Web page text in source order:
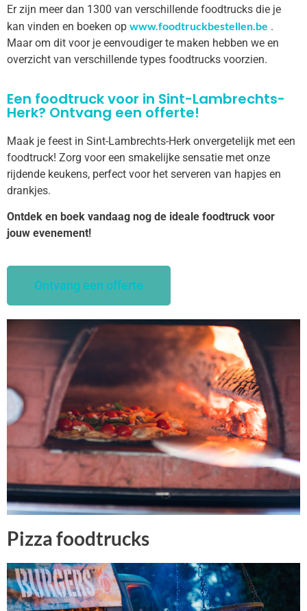
Er zijn meer dan 1300 van verschillende foodtrucks die je
kan vinden en boeken op www.foodtruckbestellen.be .
Maar om dit voor je eenvoudiger te maken hebben we en
overzicht van verschillende types foodtrucks voorzien.
Een foodtruck voor in Sint-Lambrechts-
Herk? Ontvang een offerte!
Maak je feest in Sint-Lambrechts-Herk onvergetelijk met een
foodtruck! Zorg voor een smakelijke sensatie met onze
rijdende keukens, perfect voor het serveren van hapjes en
drankjes.
Ontdek en boek vandaag nog de ideale foodtruck voor
jouw evenement!
Ontvang een offerte
Pizza foodtrucks